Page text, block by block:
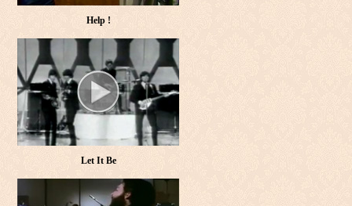
Help !
Let It Be